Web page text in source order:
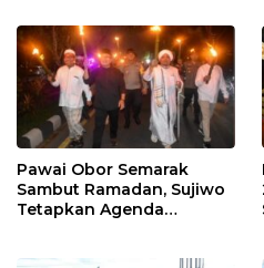
Pawai Obor Semarak
Sambut Ramadan, Sujiwo
Tetapkan Agenda